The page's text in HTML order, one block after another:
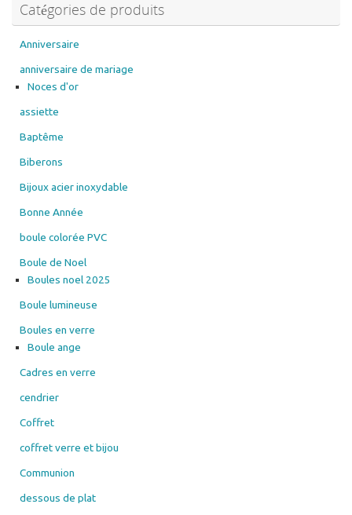
être
choisies
page
sur
Catégories de produits
Anniversaire
anniversaire de mariage
Noces d'or
assiette
Baptême
Biberons
Bijoux acier inoxydable
Bonne Année
boule colorée PVC
Boule de Noel
Boules noel 2025
Boule lumineuse
Boules en verre
Boule ange
Cadres en verre
cendrier
Coffret
coffret verre et bijou
Communion
dessous de plat